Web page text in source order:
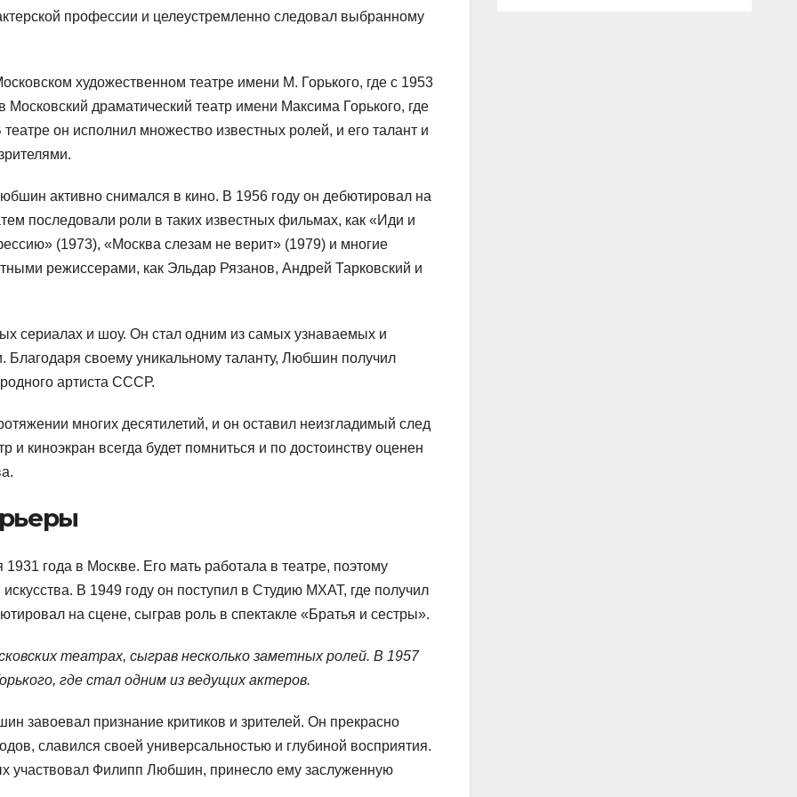
профессии и целеустремленно следовал выбранному
художественном театре имени М. Горького, где с 1953
драматический театр имени Максима Горького, где
он исполнил множество известных ролей, и его талант и
активно снимался в кино. В 1956 году он дебютировал на
последовали роли в таких известных фильмах, как «Иди и
(1973), «Москва слезам не верит» (1979) и многие
режиссерами, как Эльдар Рязанов, Андрей Тарковский и
сериалах и шоу. Он стал одним из самых узнаваемых и
Благодаря своему уникальному таланту, Любшин получил
артиста СССР.
многих десятилетий, и он оставил неизгладимый след
и киноэкран всегда будет помниться и по достоинству оценен
года в Москве. Его мать работала в театре, поэтому
В 1949 году он поступил в Студию МХАТ, где получил
на сцене, сыграв роль в спектакле «Братья и сестры».
театрах, сыграв несколько заметных ролей. В 1957
где стал одним из ведущих актеров.
завоевал признание критиков и зрителей. Он прекрасно
славился своей универсальностью и глубиной восприятия.
участвовал Филипп Любшин, принесло ему заслуженную